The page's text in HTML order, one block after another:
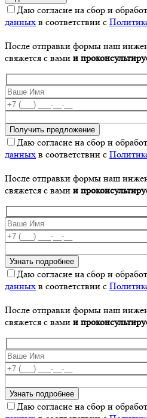
Даю согласие на сбор и
данных в соответствии с
После отправки формы наш
свяжется с вами и
Даю согласие на сбор и
данных в соответствии с
После отправки формы наш
свяжется с вами и
Даю согласие на сбор и
данных в соответствии с
После отправки формы наш
свяжется с вами и
Даю согласие на сбор и